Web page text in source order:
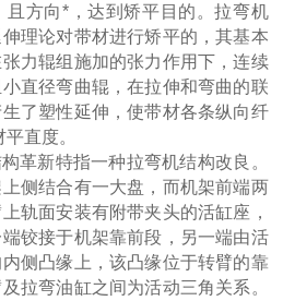
形弯滚机 弹簧型滚圆机
方向*，达到矫平目的。拉弯机
理论对带材进行矫平的，其基本
力辊组施加的张力作用下，连续
直径弯曲辊，在拉伸和弯曲的联
了塑性延伸，使带材各条纵向纤
直度。
革新特指一种拉弯机结构改良。
侧结合有一大盘，而机架前端两
轨面安装有附带夹头的活缸座，
铰接于机架靠前段，另一端由活
侧凸缘上，该凸缘位于转臂的靠
拉弯油缸之间为活动三角关系。